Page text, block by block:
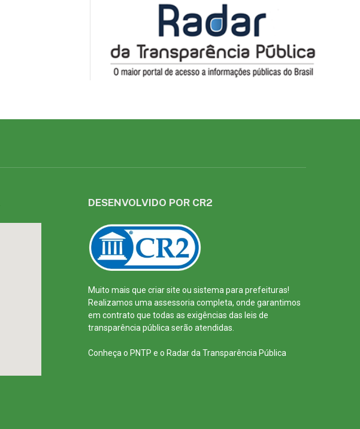
DESENVOLVIDO POR CR2
Muito mais que criar site ou sistema para prefeituras!
Realizamos uma assessoria completa, onde garantimos
em contrato que todas as exigências das leis de
transparência pública serão atendidas.
Conheça o PNTP e o Radar da Transparência Pública